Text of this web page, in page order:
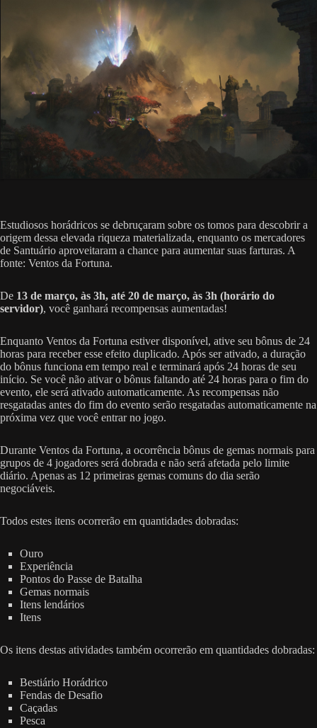
Estudiosos horádricos se debruçaram sobre os tomos para descobrir a
origem dessa elevada riqueza materializada, enquanto os mercadores
de Santuário aproveitaram a chance para aumentar suas farturas. A
fonte: Ventos da Fortuna.
De 13 de março, às 3h, até 20 de março, às 3h (horário do
servidor), você ganhará recompensas aumentadas!
Enquanto Ventos da Fortuna estiver disponível, ative seu bônus de 24
horas para receber esse efeito duplicado. Após ser ativado, a duração
do bônus funciona em tempo real e terminará após 24 horas de seu
início. Se você não ativar o bônus faltando até 24 horas para o fim do
evento, ele será ativado automaticamente. As recompensas não
resgatadas antes do fim do evento serão resgatadas automaticamente na
próxima vez que você entrar no jogo.
Durante Ventos da Fortuna, a ocorrência bônus de gemas normais para
grupos de 4 jogadores será dobrada e não será afetada pelo limite
diário. Apenas as 12 primeiras gemas comuns do dia serão
negociáveis.
Todos estes itens ocorrerão em quantidades dobradas:
Ouro
Experiência
Pontos do Passe de Batalha
Gemas normais
Itens lendários
Itens
Os itens destas atividades também ocorrerão em quantidades dobradas:
Bestiário Horádrico
Fendas de Desafio
Caçadas
Pesca